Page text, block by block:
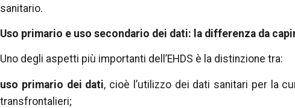
sanitario.
Uso primario e uso secondario dei dati: la differenza da
Uno degli aspetti più importanti dell’EHDS è la distinzione tra:
uso primario dei dati, cioè l’utilizzo dei dati sanitari per la
transfrontalieri;